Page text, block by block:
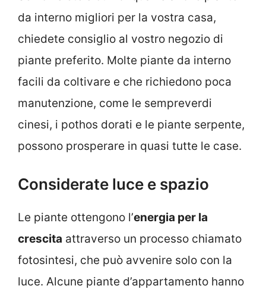
da interno migliori per la vostra casa,
chiedete consiglio al vostro negozio di
piante preferito. Molte piante da interno
facili da coltivare e che richiedono poca
manutenzione, come le sempreverdi
cinesi, i pothos dorati e le piante serpente,
possono prosperare in quasi tutte le case.
Considerate luce e spazio
Le piante ottengono l’energia per la
crescita attraverso un processo chiamato
fotosintesi, che può avvenire solo con la
luce. Alcune piante d’appartamento hanno